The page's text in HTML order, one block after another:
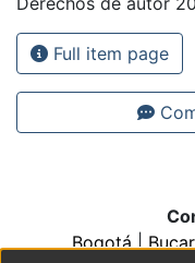
Full item page
Bogotá|